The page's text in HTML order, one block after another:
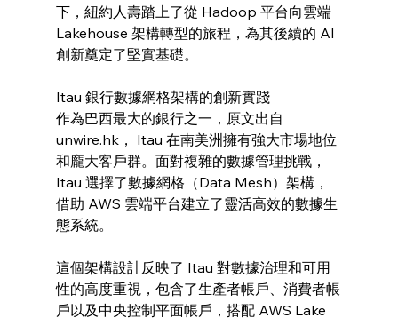
下，紐約人壽踏上了從 Hadoop 平台向雲端
Lakehouse 架構轉型的旅程，為其後續的 AI
創新奠定了堅實基礎。
Itau 銀行數據網格架構的創新實踐
作為巴西最大的銀行之一，原文出自
unwire.hk， Itau 在南美洲擁有強大市場地位
和龐大客戶群。面對複雜的數據管理挑戰，
Itau 選擇了數據網格（Data Mesh）架構，
借助 AWS 雲端平台建立了靈活高效的數據生
態系統。
這個架構設計反映了 Itau 對數據治理和可用
性的高度重視，包含了生產者帳戶、消費者帳
戶以及中央控制平面帳戶，搭配 AWS Lake